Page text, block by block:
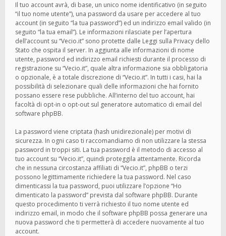
Il tuo account avrà, di base, un unico nome identificativo (in seguito
“il tuo nome utente”), una password da usare per accedere al tuo
account (in seguito “la tua password”) ed un indirizzo email valido (in
seguito “la tua email”). Le informazioni rilasciate per l’apertura
dell’account su “Vecio.it” sono protette dalle Leggi sulla Privacy dello
Stato che ospita il server. In aggiunta alle informazioni di nome
utente, password ed indirizzo email richiesti durante il processo di
registrazione su “Vecio.it”, quale altra informazione sia obbligatoria
o opzionale, è a totale discrezione di “Vecio.it”. In tutti i casi, hai la
possibilità di selezionare quali delle informazioni che hai fornito
possano essere rese pubbliche. All’interno del tuo account, hai
facoltà di opt-in o opt-out sul generatore automatico di email del
software phpBB.
La password viene criptata (hash unidirezionale) per motivi di
sicurezza. In ogni caso ti raccomandiamo di non utilizzare la stessa
password in troppi siti. La tua password è il metodo di accesso al
tuo account su “Vecio.it”, quindi proteggila attentamente. Ricorda
che in nessuna circostanza affiliati di “Vecio.it”, phpBB o terzi
possono legittimamente richiedere la tua password. Nel caso
dimenticassi la tua password, puoi utilizzare l’opzione “Ho
dimenticato la password” prevista dal software phpBB. Durante
questo procedimento ti verrà richiesto il tuo nome utente ed
indirizzo email, in modo che il software phpBB possa generare una
nuova password che ti permetterà di accedere nuovamente al tuo
account.